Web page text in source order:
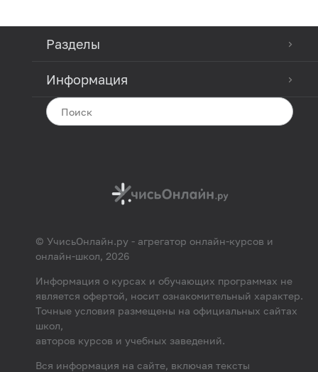
Разделы
Информация
© УчисьОнлайн.ру - агрегатор онлайн-курсов и
онлайн-школ, 2026
Информация о курсах и обучающих программах не
является офертой, носит ознакомительный характер.
Точные условия размещены на официальных сайтах
школ,
авторов курсов и учебных заведений.
Вся информация на сайте, включая тексты